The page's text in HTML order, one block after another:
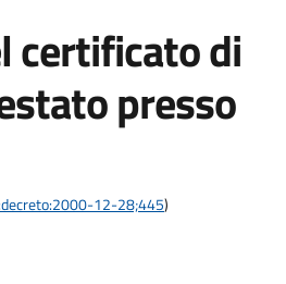
certificato di
presso
12-28;445)